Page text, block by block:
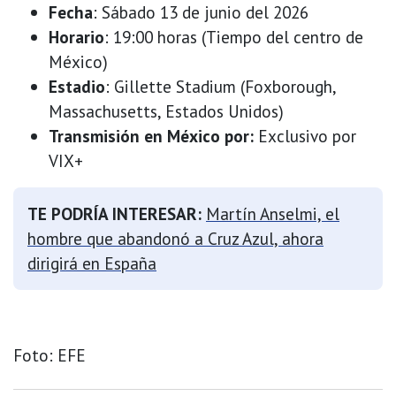
Fecha: Sábado 13 de junio del 2026
Horario: 19:00 horas (Tiempo del centro de
México)
Estadio: Gillette Stadium (Foxborough,
Massachusetts, Estados Unidos)
Transmisión en México por: Exclusivo por
VIX+
TE PODRÍA INTERESAR: Martín Anselmi, el
hombre que abandonó a Cruz Azul, ahora
dirigirá en España
Foto: EFE